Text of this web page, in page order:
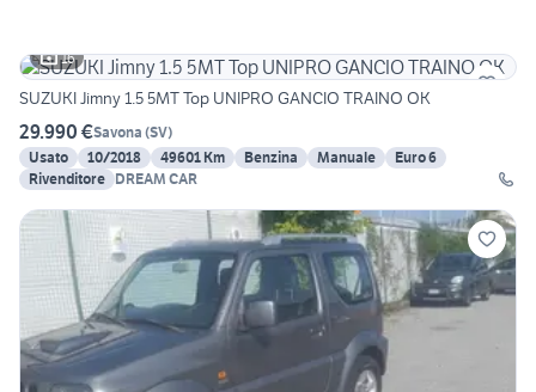
16
SUZUKI Jimny 1.5 5MT Top UNIPRO GANCIO TRAINO OK
29.990 €Savona (SV)
Usato
10/2018 49601 Km Benzina Manuale
Euro 6
Rivenditore DREAM CAR